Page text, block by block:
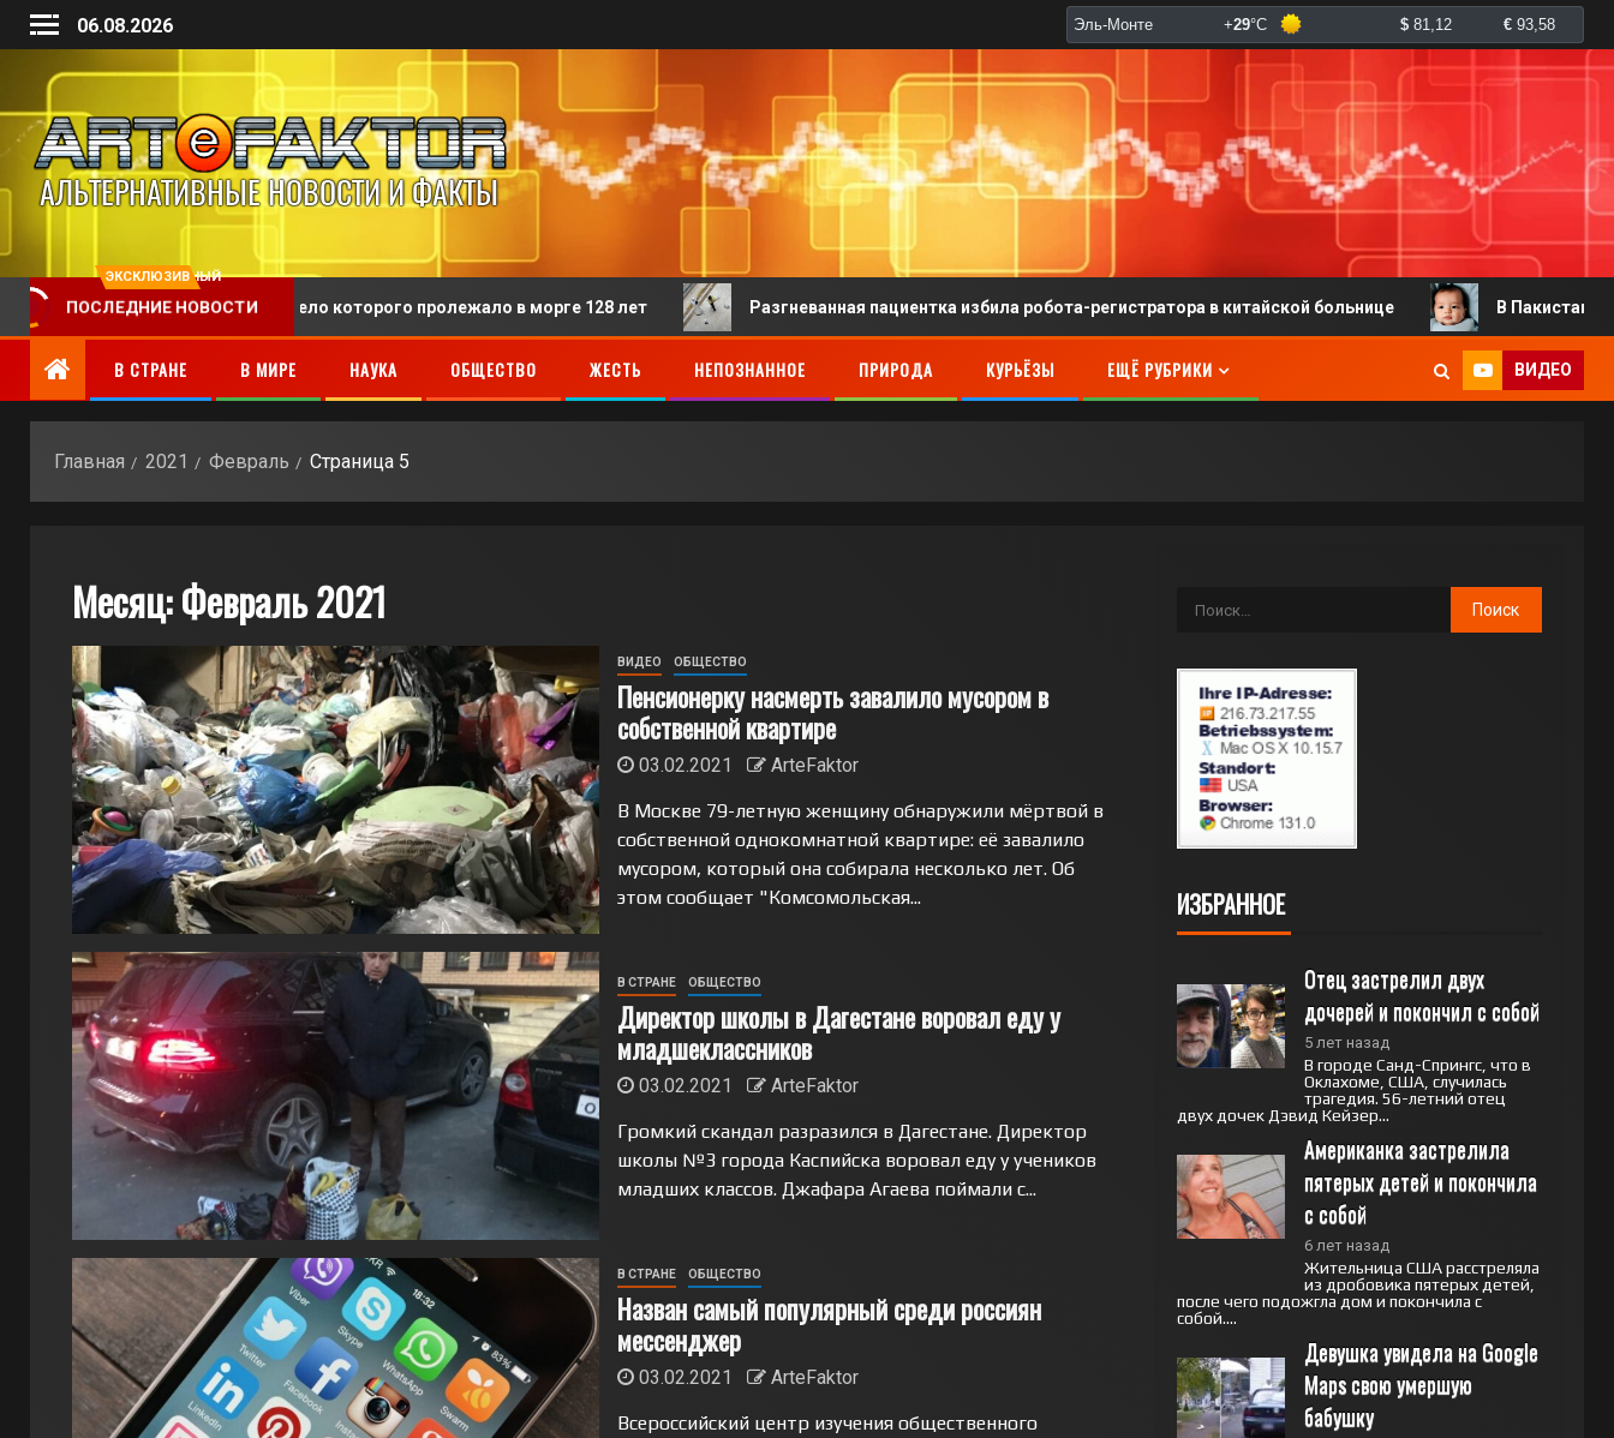
06.08.2026
ЭКСКЛЮЗИВНЫЙ
ПОСЛЕДНИЕ НОВОСТИ
человека, тело которого пролежало в морге 128 лет Разгневанная пациентка избила робота-регистратора в китайской больнице В Пакистане родился
В СТРАНЕ В МИРЕ НАУКА ОБЩЕСТВО ЖЕСТЬ НЕПОЗНАННОЕ ПРИРОДА КУРЬЁЗЫ ЕЩЁ РУБРИКИ ВИДЕО
Главная 2021 Февраль Страница 5
Месяц:Февраль 2021
ВИДЕО ОБЩЕСТВО
Пенсионерку насмерть завалило мусором в
собственной квартире
03.02.2021
ArteFaktor
В Москве 79-летную женщину обнаружили мёртвой в
собственной однокомнатной квартире: её завалило
мусором, который она собирала несколько лет. Об
этом сообщает "Комсомольская...
В СТРАНЕ ОБЩЕСТВО
Директор школы в Дагестане воровал еду у
младшеклассников
03.02.2021
ArteFaktor
Громкий скандал разразился в Дагестане. Директор
школы №3 города Каспийска воровал еду у учеников
младших классов. Джафара Агаева поймали с...
В СТРАНЕ ОБЩЕСТВО
Назван самый популярный среди россиян
мессенджер
03.02.2021
ArteFaktor
Всероссийский центр изучения общественного
ИЗБРАННОЕ
Отец застрелил двух
дочерей и покончил с собой
5 лет назад
В городе Санд-Спрингс, что в
Оклахоме, США, случилась
трагедия. 56-летний отец
двух дочек Дэвид Кейзер...
Американка застрелила
пятерых детей и покончила
с собой
6 лет назад
Жительница США расстреляла
из дробовика пятерых детей,
после чего подожгла дом и покончила с
собой....
Девушка увидела на Google
Maps свою умершую
бабушку